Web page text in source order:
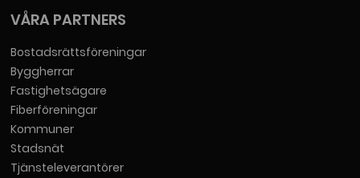
VÅRA PARTNERS
Bostadsrättsföreningar
Byggherrar
Fastighetsägare
Fiberföreningar
Kommuner
Stadsnät
Tjänsteleverantörer